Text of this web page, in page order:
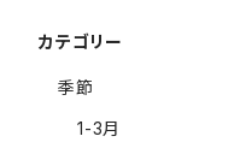
カテゴリー
季節
1-3月